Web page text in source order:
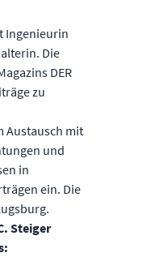
Ingenieurin
Die
DER
zu
Austausch mit
und
in
ein. Die
Steiger